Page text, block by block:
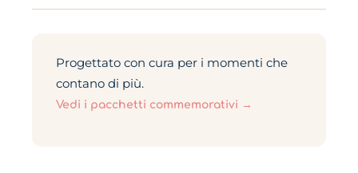
Progettato con cura per i momenti che
contano di più.
Vedi i pacchetti commemorativi →